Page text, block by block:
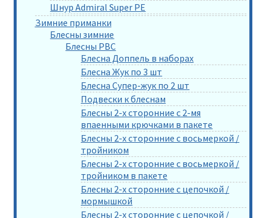
Шнур Admiral Super PE
Зимние приманки
Блесны зимние
Блесны РВС
Блесна Доппель в наборах
Блесна Жук по 3 шт
Блесна Супер-жук по 2 шт
Подвески к блеснам
Блесны 2-х сторонние с 2-мя
впаенными крючками в пакете
Блесны 2-х сторонние с восьмеркой /
тройником
Блесны 2-х сторонние с восьмеркой /
тройником в пакете
Блесны 2-х сторонние с цепочкой /
мормышкой
Блесны 2-х сторонние с цепочкой /